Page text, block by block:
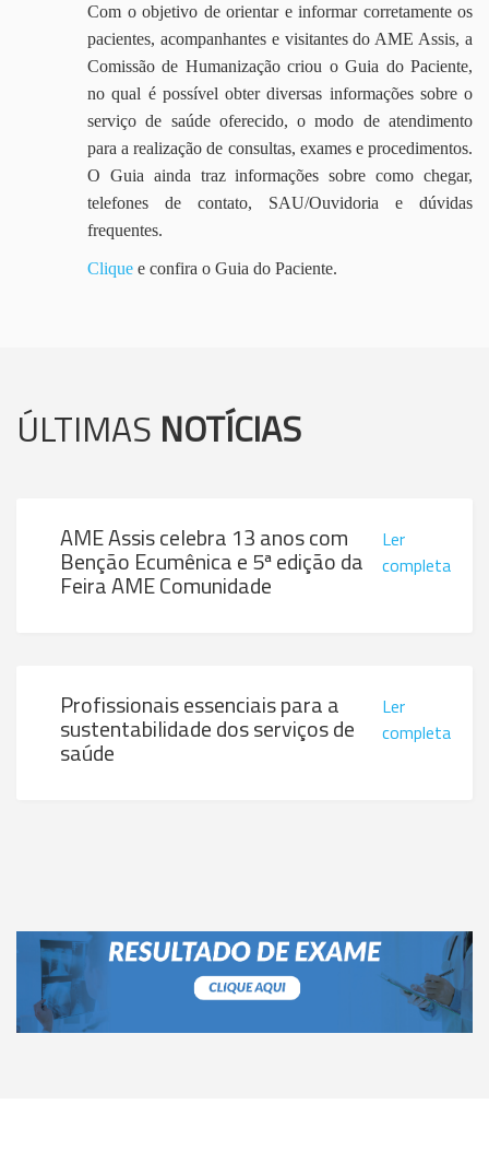
Com o objetivo de orientar e informar corretamente os
pacientes, acompanhantes e visitantes do AME Assis, a
Comissão de Humanização criou o Guia do Paciente,
no qual é possível obter diversas informações sobre o
serviço de saúde oferecido, o modo de atendimento
para a realização de consultas, exames e procedimentos.
O Guia ainda traz informações sobre como chegar,
telefones de contato, SAU/Ouvidoria e dúvidas
frequentes.
Clique e confira o Guia do Paciente.
ÚLTIMAS NOTÍCIAS
AME Assis celebra 13 anos com
Benção Ecumênica e 5ª edição da
Feira AME Comunidade
Ler
completa
Profissionais essenciais para a
sustentabilidade dos serviços de
saúde
Ler
completa